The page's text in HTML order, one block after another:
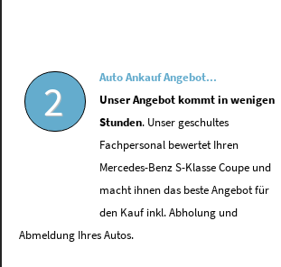
2
Auto Ankauf Angebot...
Unser Angebot kommt in wenigen
Stunden. Unser geschultes
Fachpersonal bewertet Ihren
Mercedes-Benz S-Klasse Coupe und
macht ihnen das beste Angebot für
den Kauf inkl. Abholung und
Abmeldung Ihres Autos.